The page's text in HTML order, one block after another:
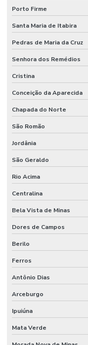
Porto Firme
Santa Maria de Itabira
Pedras de Maria da Cruz
Senhora dos Remédios
Cristina
Conceição da Aparecida
Chapada do Norte
São Romão
Jordânia
São Geraldo
Rio Acima
Centralina
Bela Vista de Minas
Dores de Campos
Berilo
Ferros
Antônio Dias
Arceburgo
Ipuiúna
Mata Verde